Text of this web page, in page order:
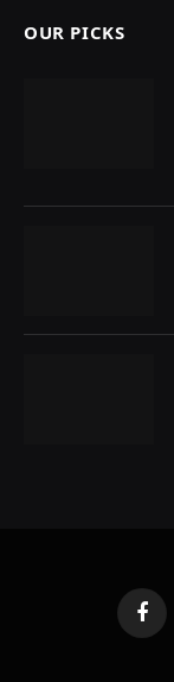
OUR PICKS
F